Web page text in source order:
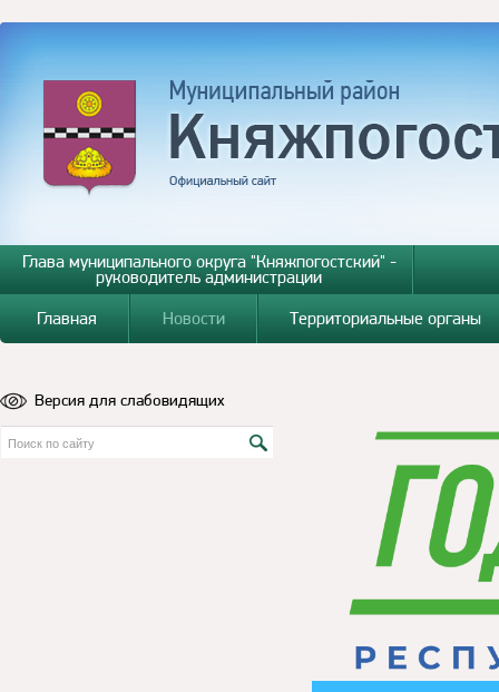
Глава муниципального округа "Княжпогостский" -
руководитель администрации
Главная
Новости Территориальные органы
Версия для слабовидящих